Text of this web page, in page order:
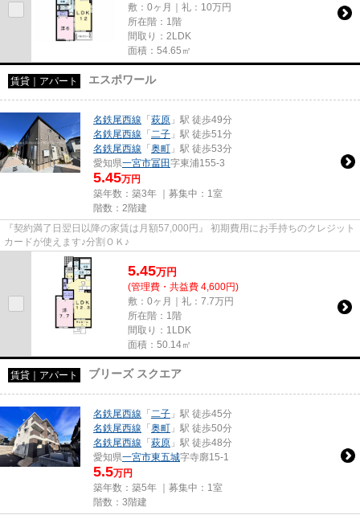
敷：0ヶ月｜礼：10万円
所在階：1階
間取り：2LDK
面積：54.65㎡
賃貸｜アパート エスポワール
名鉄尾西線 「 萩原 」駅 徒歩49分
名鉄尾西線 「 二子 」駅 徒歩51分
名鉄尾西線 「 奥町 」駅 徒歩53分
愛知県一宮市冨田字東浦155‐3
5.45万円
築年数：築3年 ｜募集中： 1室
階数：2階建
『契約満了日翌日以降の家賃は月額57,000円』 初期費用にお手持ちのクレジット
カードが使えます♪分割ＯＫ♪
5.45万円
(管理費・共益費 4,600円)
敷：0ヶ月｜礼：7.7万円
所在階：1階
間取り：1LDK
面積：50.14㎡
賃貸｜アパート ブリーズ スクエア
名鉄尾西線 「 二子 」駅 徒歩45分
名鉄尾西線 「 奥町 」駅 徒歩50分
名鉄尾西線 「 萩原 」駅 徒歩48分
愛知県一宮市東五城字寺廓15-1
5.5万円
築年数：築5年 ｜募集中： 1室
階数：3階建